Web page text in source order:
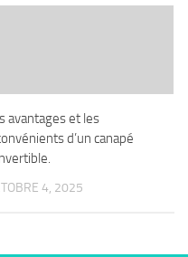
avantages et les
d’un canapé
4, 2025